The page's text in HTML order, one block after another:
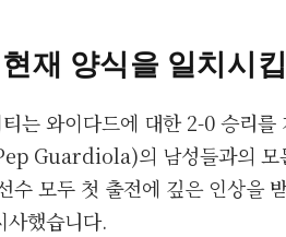
재 양식을 일치시
는 와이다드에 대한 2-0 승리
Guardiola)의 남성들과의 모
수 모두 첫 출전에 깊은 인상을
사했습니다.